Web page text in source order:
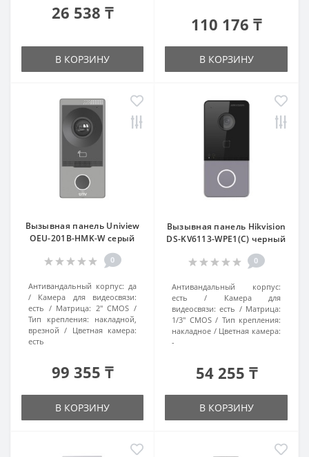
26 538 ₸
В КОРЗИНУ
110 176 ₸
В КОРЗИНУ
Вызывная панель Uniview
OEU-201B-HMK-W серый
0
Антивандальный корпус: да
Камера для видеосвязи:
есть
Матрица: 2" CMOS
Тип крепления:
накладной,
врезной
Цветная камера:
есть
99 355 ₸
В КОРЗИНУ
Вызывная панель Hikvision
DS-KV6113-WPE1(C) черный
0
Антивандальный корпус:
есть
Камера для
видеосвязи: есть
Матрица:
1/3" CMOS
Тип крепления:
накладное
Цветная камера:
-
54 255 ₸
В КОРЗИНУ